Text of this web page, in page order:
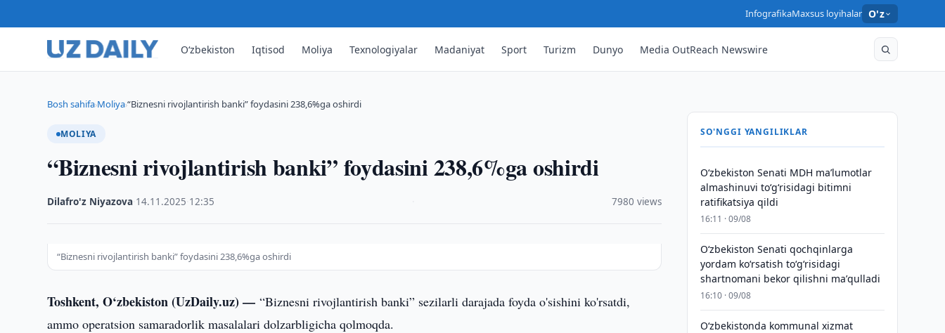
InfografikaMaxsus loyihalar O'z
O‘zbekiston Iqtisod Moliya Texnologiyalar Madaniyat Sport Turizm Dunyo Media OutReach Newswire
Bosh sahifa›Moliya›“Biznesni rivojlantirish banki” foydasini 238,6%ga oshirdi
MOLIYA
“Biznesni rivojlantirish banki” foydasini 238,6%ga oshirdi
Dilafro'z Niyazova 14.11.2025 12:35 7980 views
“Biznesni rivojlantirish banki” foydasini 238,6%ga oshirdi
Toshkent, O‘zbekiston (UzDaily.uz) —“Biznesni rivojlantirish banki” sezilarli darajada foyda o'sishini ko'rsatdi,
ammo operatsion samaradorlik masalalari dolzarbligicha qolmoqda.
SO'NGGI YANGILIKLAR
Oʻzbekiston Senati MDH maʼlumotlar
almashinuvi toʻgʻrisidagi bitimni
ratifikatsiya qildi
16:11 · 09/08
Oʻzbekiston Senati qochqinlarga
yordam koʻrsatish toʻgʻrisidagi
shartnomani bekor qilishni maʼqulladi
16:10 · 09/08
Oʻzbekistonda kommunal xizmat